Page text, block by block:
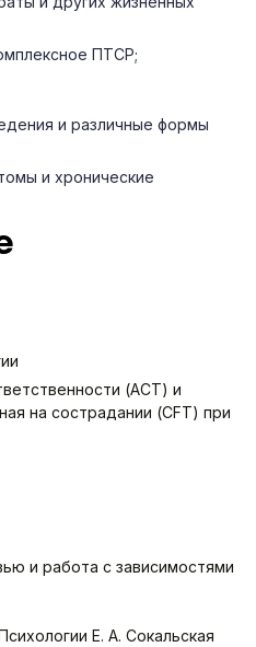
ПТСР;
и различные формы
и хронические
(АСТ) и
на сострадании (CFT) при
и работа с зависимостями
Е. А. Сокальская